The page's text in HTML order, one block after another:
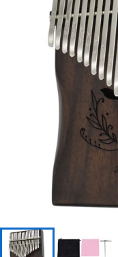
ドラム
キーボード
管楽器
DJ機器